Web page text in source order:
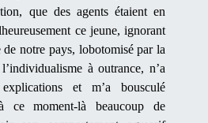
que des agents étaient en
ce jeune, ignorant
notre pays, lobotomisé par la
à outrance, n’a
et m’a bousculé
ce moment-là beaucoup de